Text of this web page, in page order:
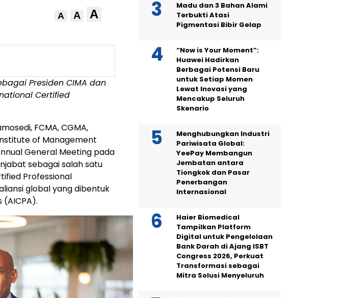
A A A
Presiden CIMA dan
Certified
FCMA, CGMA,
of Management
General Meeting pada
sebagai salah satu
Professional
global yang dibentuk
Madu dan 3 Bahan Alami
Terbukti Atasi
Pigmentasi Bibir Gelap
“Now is Your Moment”:
Huawei Hadirkan
Berbagai Potensi Baru
untuk Setiap Momen
Lewat Inovasi yang
Mencakup Seluruh
Skenario
Menghubungkan Industri
Pariwisata Global:
YeePay Membangun
Jembatan antara
Tiongkok dan Pasar
Penerbangan
Internasional
Haier Biomedical
Tampilkan Platform
Digital untuk Pengelolaan
Bank Darah di Ajang ISBT
Congress 2026, Perkuat
Transformasi sebagai
Mitra Solusi Menyeluruh